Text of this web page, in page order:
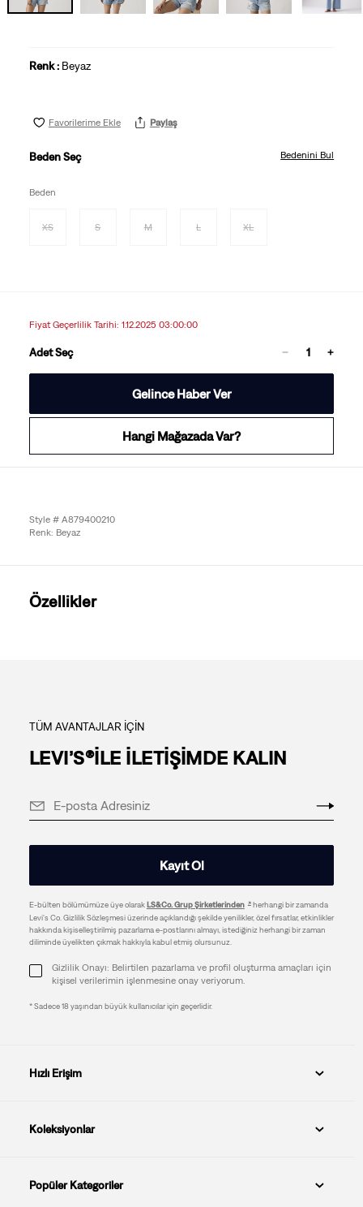
Renk : Beyaz
Favorilerime Ekle Paylaş
Beden Seç Bedenini Bul
Beden
XS S M L XL
Fiyat Geçerlilik Tarihi: 1.12.2025 03:00:00
Adet Seç
Gelince Haber Ver
Hangi Mağazada Var?
Style # A879400210
Renk: Beyaz
Özellikler
TÜM AVANTAJLAR İÇİN
LEVI’S®İLE İLETİŞİMDE KALIN
Kayıt Ol
E-bülten bölümümüze üye olarakLS&Co. Grup Şirketlerinden
herhangi bir zamanda
Levi's Co. Gizlilik Sözleşmesi üzerinde açıklandığı şekilde yenilikler, özel fırsatlar, etkinlikler
hakkında kişiselleştirilmiş pazarlama e-postlarını almayı, istediğiniz herhangi bir zaman
diliminde üyelikten çıkmak hakkıyla kabul etmiş olursunuz.
Gizlilik Onayı: Belirtilen pazarlama ve profil oluşturma amaçları için
kişisel verilerimin işlenmesine onay veriyorum.
* Sadece 18 yaşından büyük kullanıcılar için geçerlidir.
Hızlı Erişim
Koleksiyonlar
Popüler Kategoriler